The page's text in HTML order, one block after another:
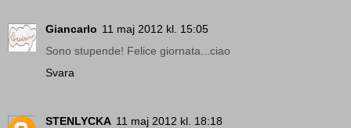
Giancarlo 11 maj 2012 kl. 15:05
Sono stupende! Felice giornata...ciao
Svara
STENLYCKA 11 maj 2012 kl. 18:18